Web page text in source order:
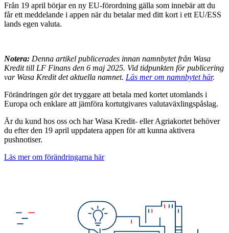
Från 19 april börjar en ny EU-förordning gälla som innebär att du
får ett meddelande i appen när du betalar med ditt kort i ett EU/ESS
lands egen valuta.
Notera: Denna artikel publicerades innan namnbytet från Wasa
Kredit till LF Finans den 6 maj 2025. Vid tidpunkten för publicering
var Wasa Kredit det aktuella namnet. Läs mer om namnbytet här.
Förändringen gör det tryggare att betala med kortet utomlands i
Europa och enklare att jämföra kortutgivares valutaväxlingspåslag.
Är du kund hos oss och har Wasa Kredit- eller Agriakortet behöver
du efter den 19 april uppdatera appen för att kunna aktivera
pushnotiser.
Läs mer om förändringarna här